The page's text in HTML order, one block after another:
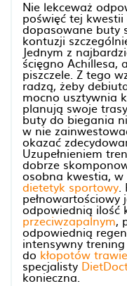
Nie lekceważ
poświęć tej
dopasowane buty
kontuzji
Jednym z
ścięgno Achillesa,
piszczele. Z tego
radzą, żeby
mocno usztywnia
planują swoje
buty do biegania
w nie
okazać
Uzupełnieniem
dobrze
osobna kwestia,
dietetyk sportowy
pełnowartościowy
odpowiednią ilość
przeciwzapalnym,
odpowiednią
intensywny
do kłopotów
specjalisty
konieczna.